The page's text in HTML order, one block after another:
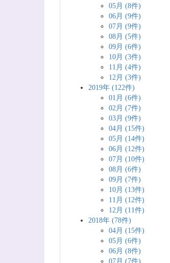
05月 (8件)
06月 (9件)
07月 (9件)
08月 (5件)
09月 (6件)
10月 (3件)
11月 (4件)
12月 (3件)
2019年 (122件)
01月 (6件)
02月 (7件)
03月 (9件)
04月 (15件)
05月 (14件)
06月 (12件)
07月 (10件)
08月 (6件)
09月 (7件)
10月 (13件)
11月 (12件)
12月 (11件)
2018年 (78件)
04月 (15件)
05月 (6件)
06月 (8件)
07月 (7件)